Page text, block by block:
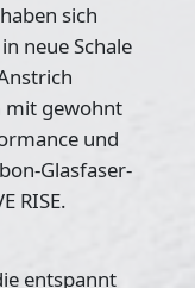
sich
neue Schale
mit gewohnt
und
Glasfaser-
RISE.
entspannt